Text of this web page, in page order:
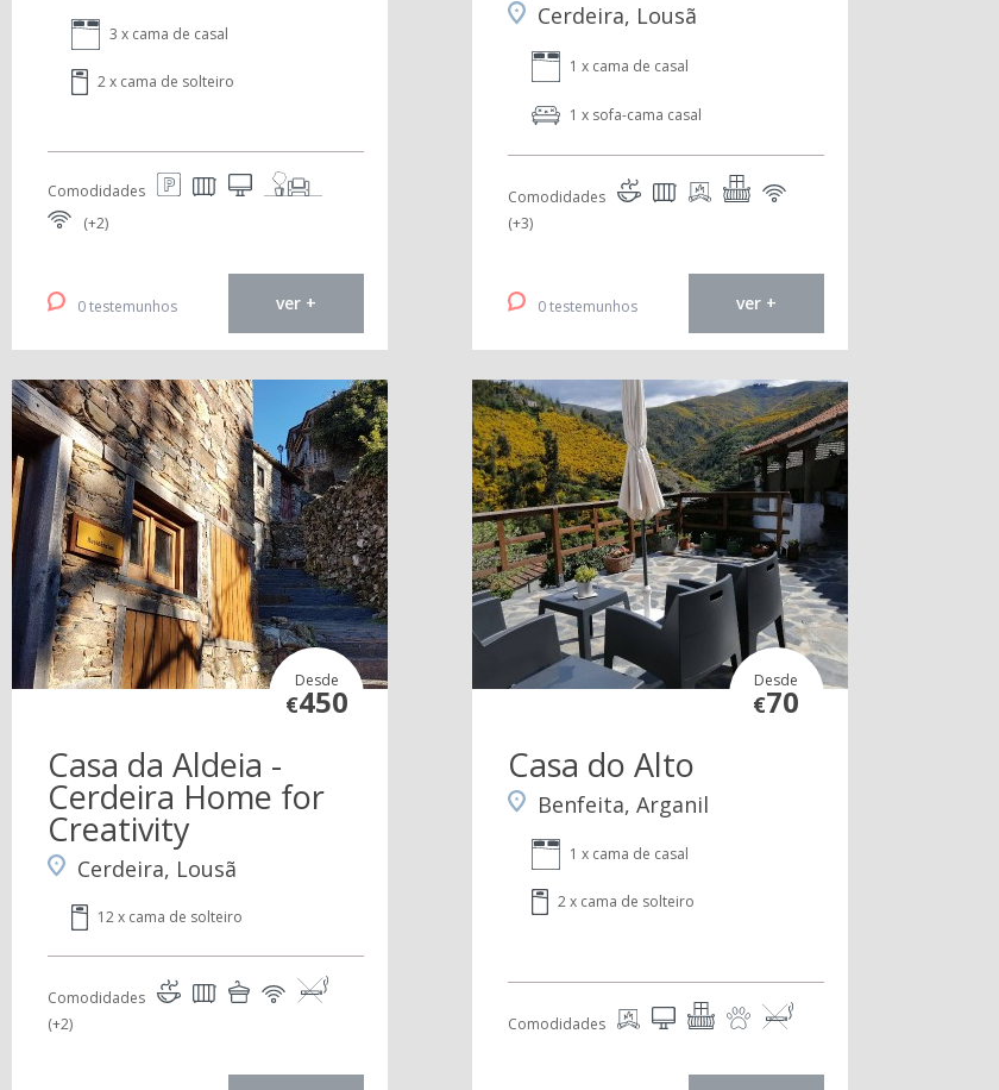
3 x cama de casal
2 x cama de solteiro
Comodidades
(+2)
0 testemunhos ver +
Cerdeira, Lousã
1 x cama de casal
1 x sofa-cama casal
Comodidades
(+3)
0 testemunhos ver +
Desde
€450
Casa da Aldeia -
Cerdeira Home for
Creativity
Cerdeira, Lousã
12 x cama de solteiro
Comodidades
(+2)
Desde
€70
Casa do Alto
Benfeita, Arganil
1 x cama de casal
2 x cama de solteiro
Comodidades